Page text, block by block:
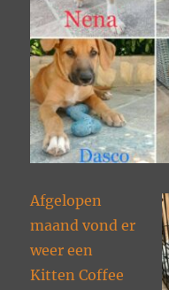
Afgelopen
maand vond er
weer een
Kitten Coffee